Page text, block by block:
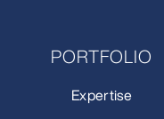
PORTFOLIO
Expertise